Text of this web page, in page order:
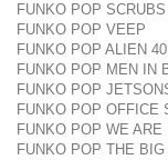
FUNKO POP SCRUBS
FUNKO POP VEEP
FUNKO POP ALIEN
FUNKO POP MEN IN
FUNKO POP
FUNKO POP OFFICE
FUNKO POP WE ARE
FUNKO POP THE